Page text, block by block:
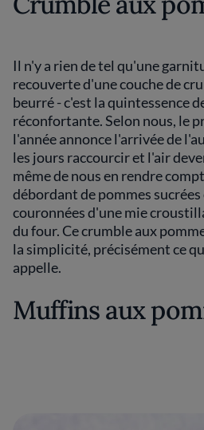
Il n'y a rien de tel qu'une
recouverte d'une couche de
beurré - c'est la quintessence
réconfortante. Selon nous, le
l'année annonce l'arrivée de
les jours raccourcir et l'air
même de nous en rendre
débordant de pommes
couronnées d'une mie
du four. Ce crumble aux
la simplicité, précisément ce
appelle.
Muffins aux